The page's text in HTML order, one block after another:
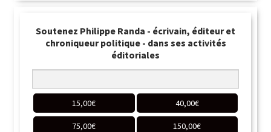
Soutenez Philippe Randa - écrivain, éditeur et
chroniqueur politique - dans ses activités
éditoriales
15,00€ 40,00€
75,00€ 150,00€